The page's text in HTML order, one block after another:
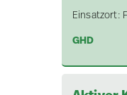
Einsatzort:
GHD